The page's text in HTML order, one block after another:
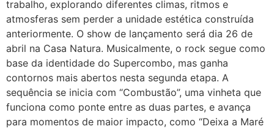
trabalho, explorando diferentes climas, ritmos e
atmosferas sem perder a unidade estética construída
anteriormente. O show de lançamento será dia 26 de
abril na Casa Natura. Musicalmente, o rock segue como
base da identidade do Supercombo, mas ganha
contornos mais abertos nesta segunda etapa. A
sequência se inicia com “Combustão”, uma vinheta que
funciona como ponte entre as duas partes, e avança
para momentos de maior impacto, como “Deixa a Maré